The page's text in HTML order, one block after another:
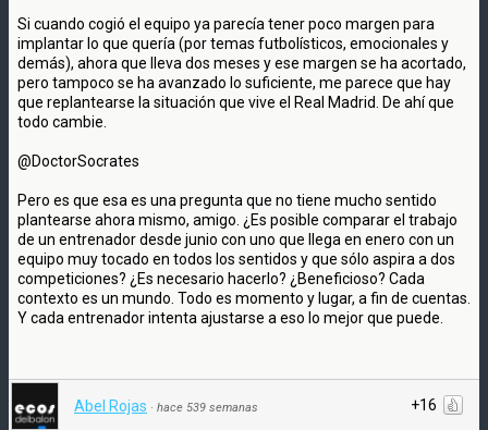
Si cuando cogió el equipo ya parecía tener poco margen para
implantar lo que quería (por temas futbolísticos, emocionales y
demás), ahora que lleva dos meses y ese margen se ha acortado,
pero tampoco se ha avanzado lo suficiente, me parece que hay
que replantearse la situación que vive el Real Madrid. De ahí que
todo cambie.
@DoctorSocrates
Pero es que esa es una pregunta que no tiene mucho sentido
plantearse ahora mismo, amigo. ¿Es posible comparar el trabajo
de un entrenador desde junio con uno que llega en enero con un
equipo muy tocado en todos los sentidos y que sólo aspira a dos
competiciones? ¿Es necesario hacerlo? ¿Beneficioso? Cada
contexto es un mundo. Todo es momento y lugar, a fin de cuentas.
Y cada entrenador intenta ajustarse a eso lo mejor que puede.
+16
Abel Rojas · hace 539 semanas